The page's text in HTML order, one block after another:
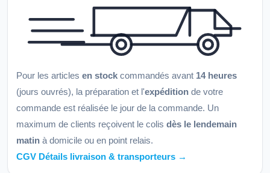
Pour les articles en stock commandés avant 14 heures
(jours ouvrés), la préparation et l'expédition de votre
commande est réalisée le jour de la commande. Un
maximum de clients reçoivent le colis dès le lendemain
matin à domicile ou en point relais.
CGV Détails livraison & transporteurs →